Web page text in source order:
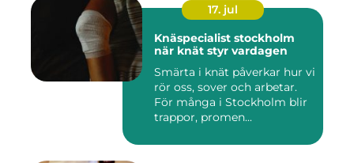
17. jul
Knäspecialist stockholm
när knät styr vardagen
Smärta i knät påverkar hur vi
rör oss, sover och arbetar.
För många i Stockholm blir
trappor, promen...